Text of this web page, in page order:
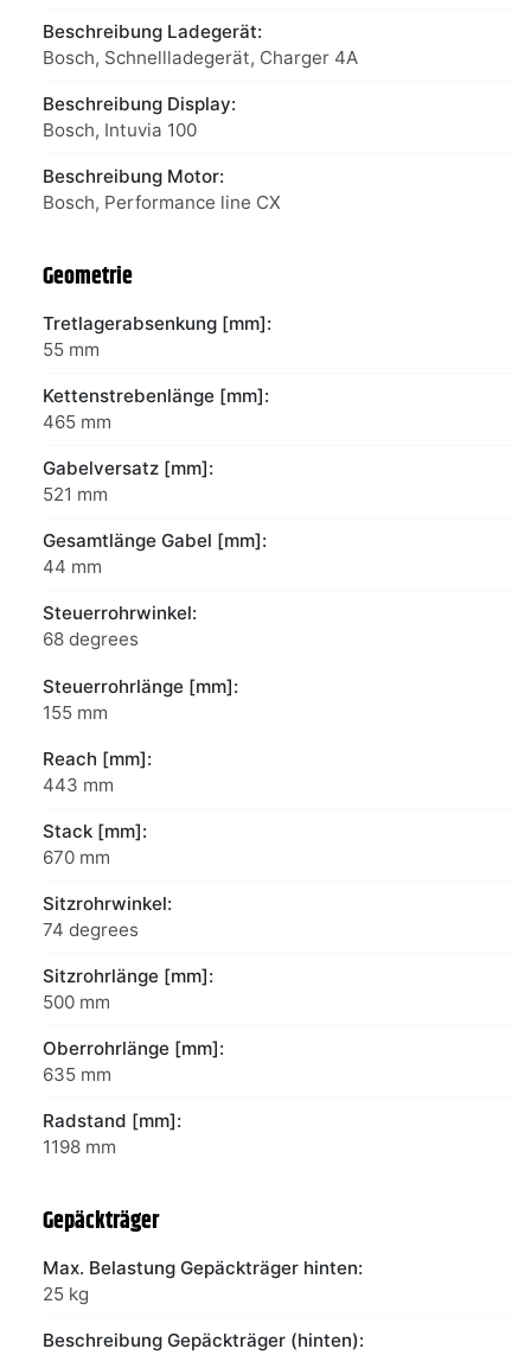
Beschreibung Ladegerät:
Bosch, Schnellladegerät, Charger 4A
Beschreibung Display:
Bosch, Intuvia 100
Beschreibung Motor:
Bosch, Performance line CX
Geometrie
Tretlagerabsenkung [mm]:
55 mm
Kettenstrebenlänge [mm]:
465 mm
Gabelversatz [mm]:
521 mm
Gesamtlänge Gabel [mm]:
44 mm
Steuerrohrwinkel:
68 degrees
Steuerrohrlänge [mm]:
155 mm
Reach [mm]:
443 mm
Stack [mm]:
670 mm
Sitzrohrwinkel:
74 degrees
Sitzrohrlänge [mm]:
500 mm
Oberrohrlänge [mm]:
635 mm
Radstand [mm]:
1198 mm
Gepäckträger
Max. Belastung Gepäckträger hinten:
25 kg
Beschreibung Gepäckträger (hinten):